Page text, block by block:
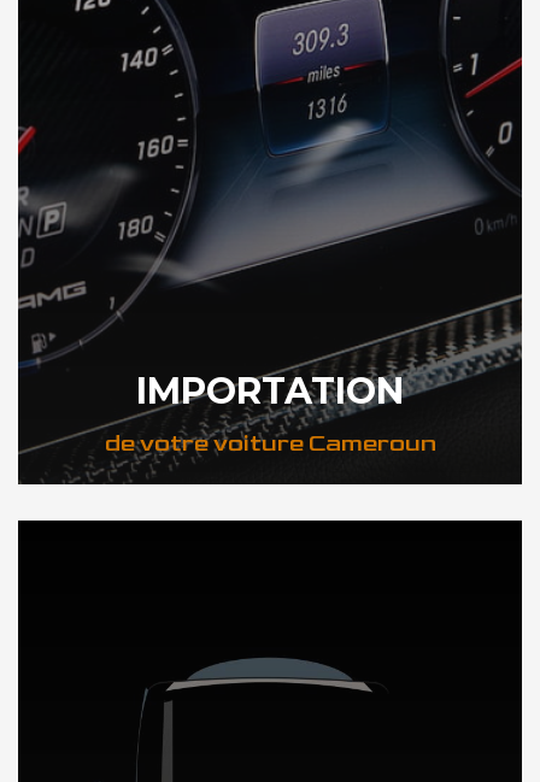
IMPORTATION
de votre voiture Cameroun
DÉCOUVREZ NOTRE IMPORTATION AUTO au Cameroun